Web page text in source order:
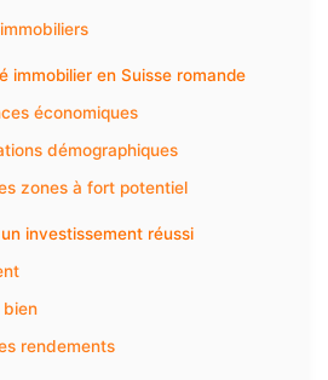
immobilier en Suisse romande
économiques
démographiques
zones à fort potentiel
investissement réussi
bien
rendements